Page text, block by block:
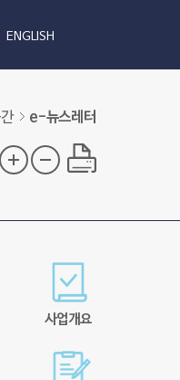
ENGLISH
e-뉴스레터
사업개요